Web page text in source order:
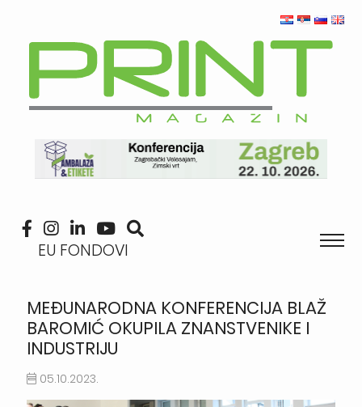
EU FONDOVI
MEĐUNARODNA KONFERENCIJA BLAŽ
BAROMIĆ OKUPILA ZNANSTVENIKE I
INDUSTRIJU
05.10.2023.